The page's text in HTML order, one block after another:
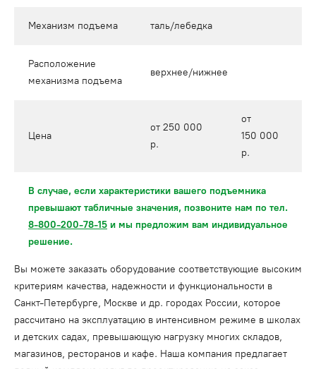
Механизм подъема таль/лебедка
Расположение
механизма подъема
верхнее/нижнее
Цена
от 250 000
р.
от
150 000
р.
В случае, если характеристики вашего подъемника
превышают табличные значения, позвоните нам по тел.
8-800-200-78-15 и мы предложим вам индивидуальное
решение.
Вы можете заказать оборудование соответствующие высоким
критериям качества, надежности и функциональности в
Санкт-Петербурге, Москве и др. городах России, которое
рассчитано на эксплуатацию в интенсивном режиме в школах
и детских садах, превышающую нагрузку многих складов,
магазинов, ресторанов и кафе. Наша компания предлагает